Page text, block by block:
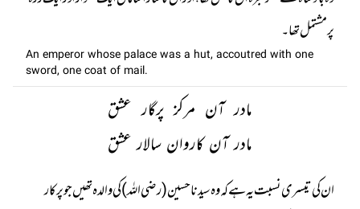
پر مشتمل تھا۔
An emperor whose palace was a hut, accoutred with one
sword, one coat of mail.
مادر آن مرکز پرگار عشق
مادر آن کاروان سالار عشق
ان کی تیسری نسبت یہ ہے کہ وہ سیدنا حسین (رضی اللہ) کی والدہ تھیں جو پرکار